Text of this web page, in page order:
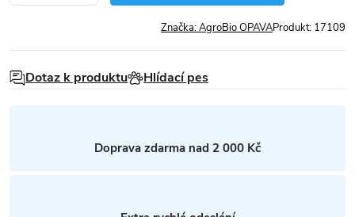
Značka:AgroBio OPAVAProdukt: 17109
Dotaz k produktu Hlídací pes
Doprava zdarma nad 2 000 Kč